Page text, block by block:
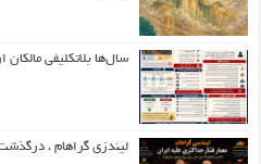
سال‌ها بلاتکلیفی مالکان
لیندزی گراهام ،